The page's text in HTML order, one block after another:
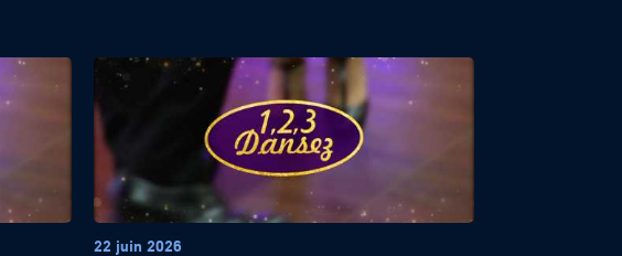
22 juin 2026